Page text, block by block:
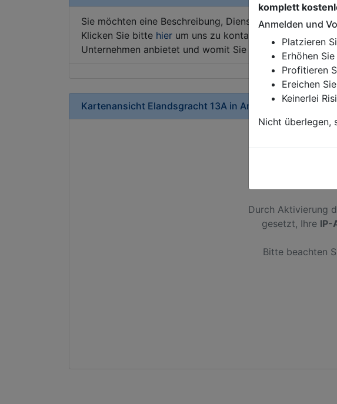
Sie möchten eine Beschreibung, Dienstleistung oder
Klicken Sie bitte hier um uns zu kontaktieren. Gerne
Unternehmen anbietet und womit Sie sich von Ihren
Kartenansicht Elandsgracht 13A in Amsterdam
Durch Aktivierung
gesetzt, Ihre IP-
Bitte beachten
komplett
Anmelden und
Platzieren
Erhöhen
Profitieren
Ereichen
Keinerlei
Nicht überlegen,